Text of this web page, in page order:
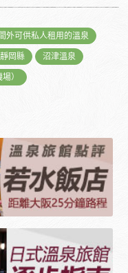
外可供私人租用的溫泉
靜岡縣 沼津溫泉
）